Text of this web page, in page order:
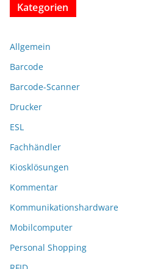
Kategorien
Allgemein
Barcode
Barcode-Scanner
Drucker
ESL
Fachhändler
Kiosklösungen
Kommentar
Kommunikationshardware
Mobilcomputer
Personal Shopping